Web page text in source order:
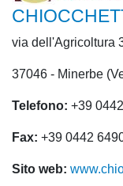
via dell'Agricoltura
37046 - Minerbe
Telefono: +39
Fax: +39 0442
Sito web: